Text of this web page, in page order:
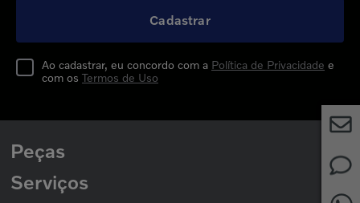
Cadastrar
Ao cadastrar, eu concordo com a Política de Privacidade e
com os Termos de Uso
Peças
Peças para Caminhões
Peças para Ônibus
Serviços